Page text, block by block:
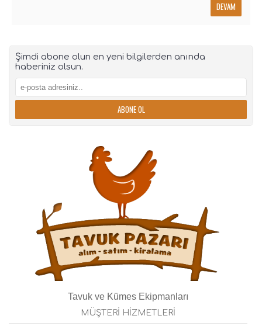
DEVAM
Şimdi abone olun en yeni bilgilerden anında
haberiniz olsun.
ABONE OL
Tavuk ve Kümes Ekipmanları
MÜŞTERI HIZMETLERI